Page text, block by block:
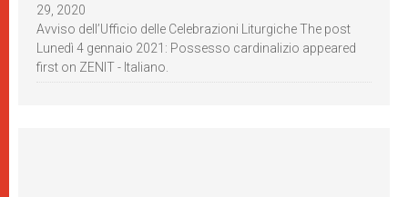
29, 2020
Avviso dell’Ufficio delle Celebrazioni Liturgiche The post
Lunedì 4 gennaio 2021: Possesso cardinalizio appeared
first on ZENIT - Italiano.